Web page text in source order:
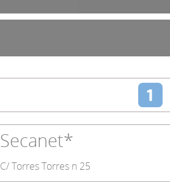
Secanet*
C/ Torres Torres n 25